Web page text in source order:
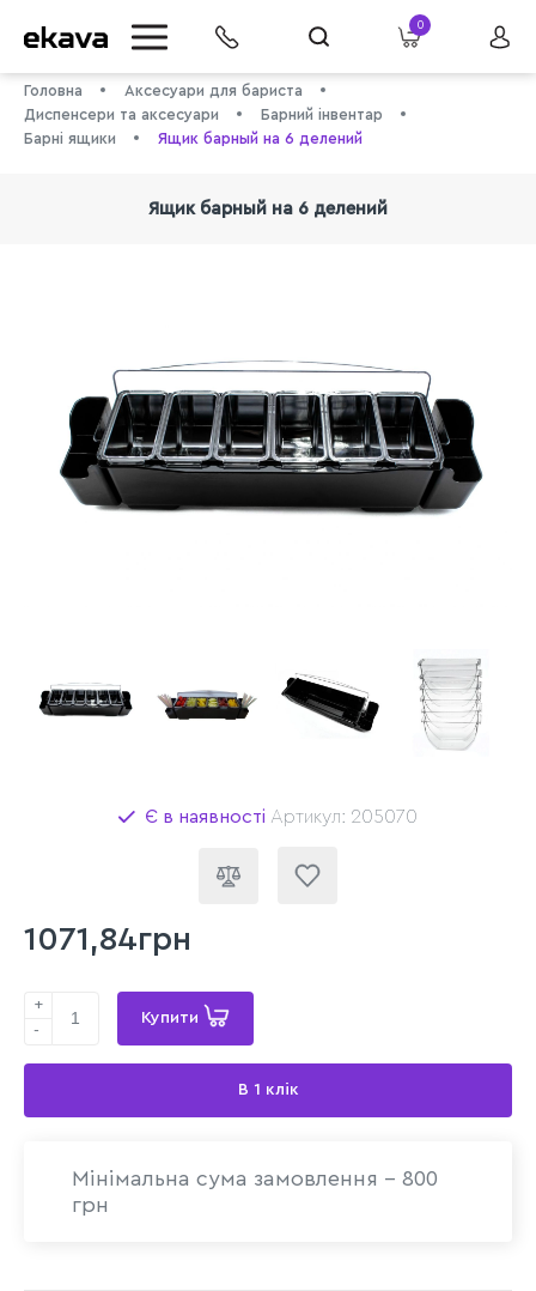
0
Головна
Аксесуари для бариста
Диспенсери та аксесуари
Барний інвентар
Барні ящики
Ящик барный на 6 делений
Ящик барный на 6 делений
Є в наявності Артикул: 205070
1071,84грн
+
-
Купити
В 1 клік
Мінімальна сума замовлення - 800
грн